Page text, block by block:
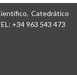
Catedrático
+34 963 543 473